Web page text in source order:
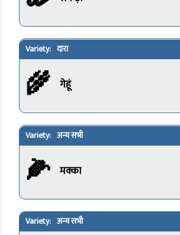
दारा
🌾 गेहूं
अन्य सभी
🌽 मक्का
अन्य सभी